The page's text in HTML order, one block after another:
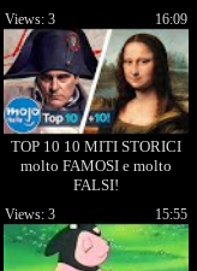
TOP 10 10 MITI STORICI
molto FAMOSI e molto
FALSI!
16:09
Views: 3
15:55
Views: 3